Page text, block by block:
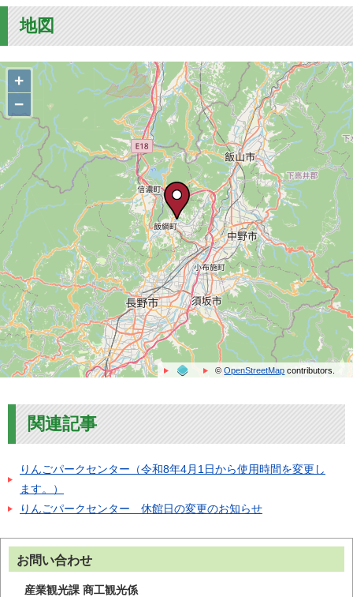
地図
+
−
©OpenStreetMap contributors.
関連記事
りんごパークセンター（令和8年4月1日から使用時間を変更し
ます。）
りんごパークセンター 休館日の変更のお知らせ
お問い合わせ
産業観光課 商工観光係